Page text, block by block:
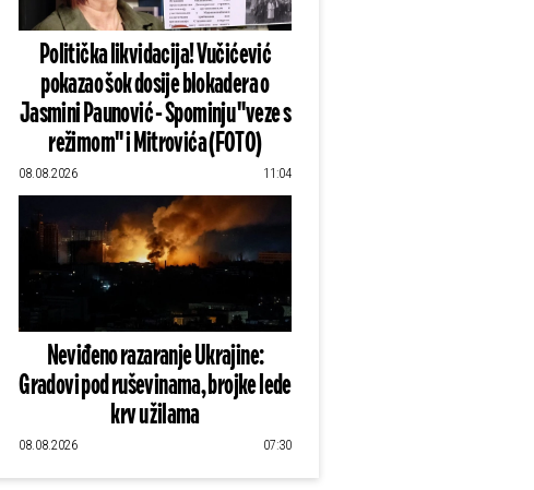
Politička likvidacija! Vučićević
pokazao šok dosije blokadera o
Jasmini Paunović - Spominju "veze s
režimom" i Mitrovića (FOTO)
08.08.2026 11:04
Neviđeno razaranje Ukrajine:
Gradovi pod ruševinama, brojke lede
krv u žilama
08.08.2026 07:30